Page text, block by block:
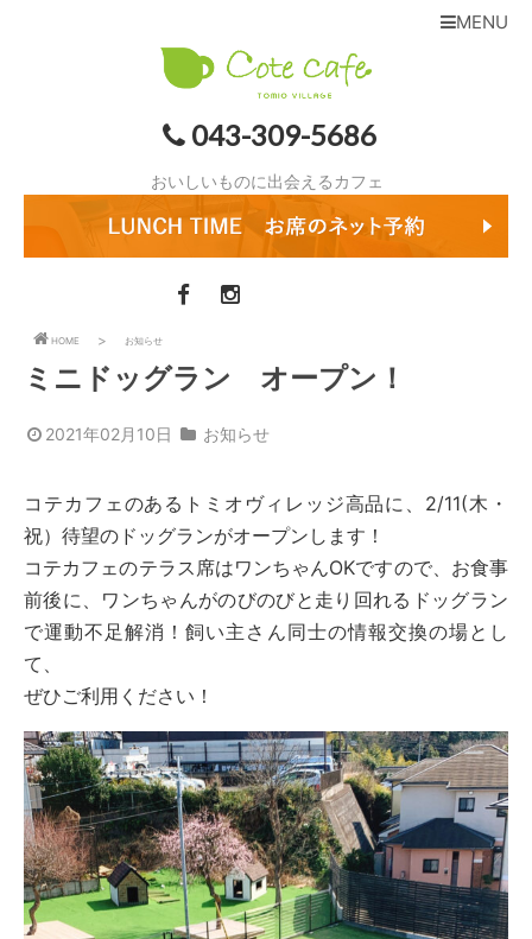
043-309-5686
おいしいものに出会えるカフェ
MENU
HOME お知らせ
ミニドッグラン オープン！
2021年02月10日 お知らせ
コテカフェのあるトミオヴィレッジ高品に、2/11(木・
祝）待望のドッグランがオープンします！
コテカフェのテラス席はワンちゃんOKですので、お食事
前後に、ワンちゃんがのびのびと走り回れるドッグラン
で運動不足解消！飼い主さん同士の情報交換の場とし
て、
ぜひご利用ください！